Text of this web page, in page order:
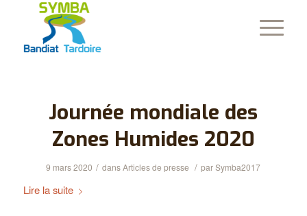
Journée mondiale des
Zones Humides 2020
9 mars 2020 / dansArticles de presse / parSymba2017
Lire la suite